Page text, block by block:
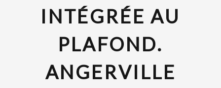
INTÉGRÉE AU
PLAFOND.
ANGERVILLE